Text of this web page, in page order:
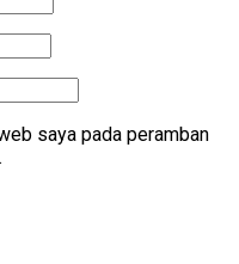
saya pada peramban